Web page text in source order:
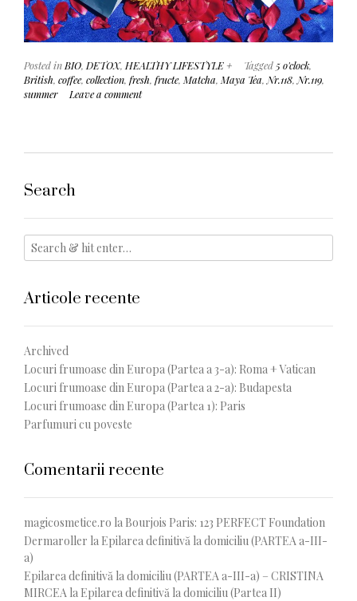
Posted in BIO, DETOX, HEALTHY LIFESTYLE + Tagged5 o'clock,
British, coffee, collection, fresh, fructe, Matcha, Maya Tea, Nr.118, Nr.119,
summer
Leave a comment
Search
Articole recente
Archived
Locuri frumoase din Europa (Partea a 3-a): Roma + Vatican
Locuri frumoase din Europa (Partea a 2-a): Budapesta
Locuri frumoase din Europa (Partea 1): Paris
Parfumuri cu poveste
Comentarii recente
magicosmetice.ro la Bourjois Paris: 123 PERFECT Foundation
Dermaroller la Epilarea definitivă la domiciliu (PARTEA a-III-
a)
Epilarea definitivă la domiciliu (PARTEA a-III-a) – CRISTINA
MIRCEA la Epilarea definitivă la domiciliu (Partea II)